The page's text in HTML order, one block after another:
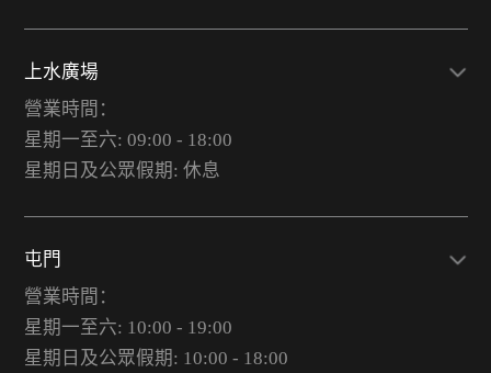
上水廣場
營業時間：
星期一至六: 09:00 - 18:00
星期日及公眾假期: 休息
屯門
營業時間：
星期一至六: 10:00 - 19:00
星期日及公眾假期: 10:00 - 18:00